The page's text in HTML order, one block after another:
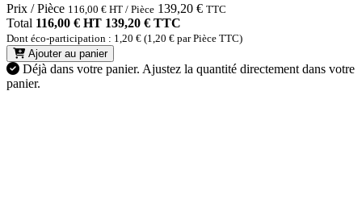
Prix / Pièce 116,00 € HT / Pièce 139,20 € TTC
Total 116,00 € HT 139,20 € TTC
Dont éco-participation : 1,20 € (1,20 € par Pièce TTC)
Ajouter au panier
Déjà dans votre panier. Ajustez la quantité directement dans votre
panier.